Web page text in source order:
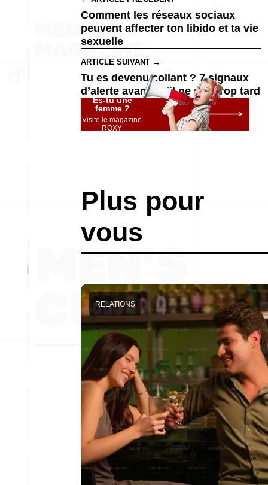
Comment les réseaux sociaux
peuvent affecter ton libido et ta vie
sexuelle
ARTICLE SUIVANT →
Tu es devenu collant ? 7 signaux
d’alerte avant qu’il ne soit trop tard
Es-tu une
femme ?
Visite le magazine
ROXY
Plus pour
vous
RELATIONS